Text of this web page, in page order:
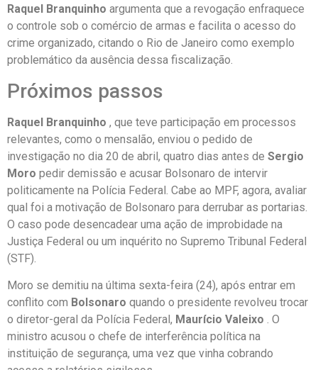
Raquel Branquinho argumenta que a revogação enfraquece
o controle sob o comércio de armas e facilita o acesso do
crime organizado, citando o Rio de Janeiro como exemplo
problemático da ausência dessa fiscalização.
Próximos passos
Raquel Branquinho , que teve participação em processos
relevantes, como o mensalão, enviou o pedido de
investigação no dia 20 de abril, quatro dias antes de Sergio
Moro pedir demissão e acusar Bolsonaro de intervir
politicamente na Polícia Federal. Cabe ao MPF, agora, avaliar
qual foi a motivação de Bolsonaro para derrubar as portarias.
O caso pode desencadear uma ação de improbidade na
Justiça Federal ou um inquérito no Supremo Tribunal Federal
(STF).
Moro se demitiu na última sexta-feira (24), após entrar em
conflito com Bolsonaro quando o presidente revolveu trocar
o diretor-geral da Polícia Federal, Maurício Valeixo . O
ministro acusou o chefe de interferência política na
instituição de segurança, uma vez que vinha cobrando